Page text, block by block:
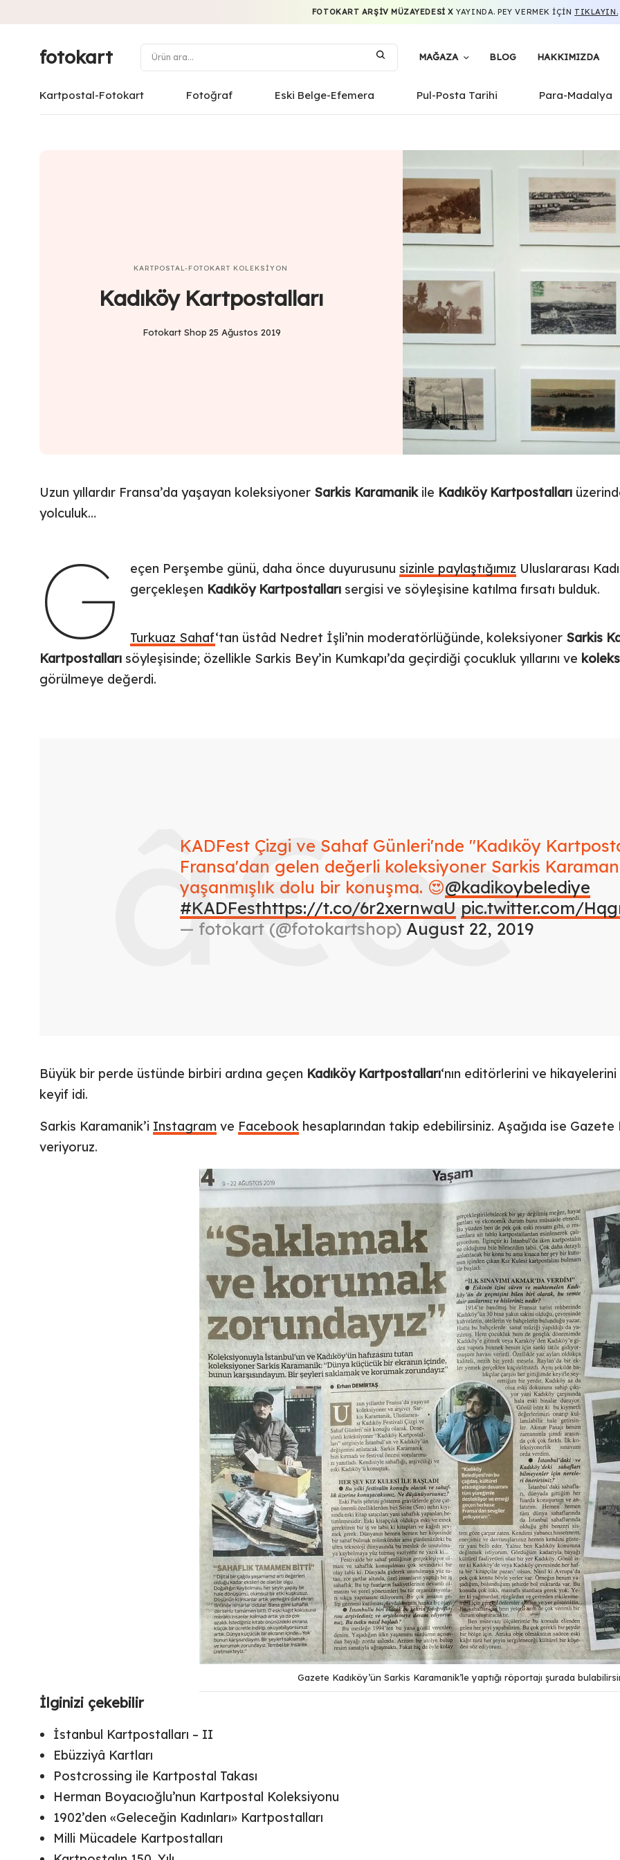
FOTOKART ARŞIV MÜZAYEDESI X YAYINDA. PEY VERMEK IÇIN TIKLAYIN.
fotokart MAĞAZA BLOG HAKKIMIZDA
Kartpostal-Fotokart Fotoğraf Eski Belge-Efemera Pul-Posta Tarihi Para-Madalya
KARTPOSTAL-FOTOKART KOLEKSIYON
Kadıköy Kartpostalları
Fotokart Shop 25 Ağustos 2019
Uzun yıllardır Fransa’da yaşayan koleksiyoner Sarkis Karamanik ile Kadıköy Kartpostalları
yolculuk…
G eçen Perşembe günü, daha önce duyurusunu sizinle paylaştığımız Uluslararası
gerçekleşen Kadıköy Kartpostalları sergisi ve söyleşisine katılma fırsatı bulduk.
Turkuaz Sahaf‘tan üstâd Nedret İşli’nin moderatörlüğünde, koleksiyoner Sarkis
Kartpostalları söyleşisinde; özellikle Sarkis Bey’in Kumkapı’da geçirdiği çocukluk yıllarını ve
görülmeye değerdi.
KADFest Çizgi ve Sahaf Günleri'nde "Kadıköy
Fransa'dan gelen değerli koleksiyoner Sarkis
yaşanmışlık dolu bir konuşma. 😍@kadikoybelediye
#KADFesthttps://t.co/6r2xernwaU pic.twitter.com/
— fotokart (@fotokartshop) August 22, 2019
Büyük bir perde üstünde birbiri ardına geçen Kadıköy Kartpostalları‘nın editörlerini ve
keyif idi.
Sarkis Karamanik’i Instagram ve Facebook hesaplarından takip edebilirsiniz. Aşağıda ise
veriyoruz.
Gazete Kadıköy’ün Sarkis Karamanik’le yaptığı röportajı şurada
İlginizi çekebilir
İstanbul Kartpostalları – II
Ebüzziyâ Kartları
Postcrossing ile Kartpostal Takası
Herman Boyacıoğlu’nun Kartpostal Koleksiyonu
1902’den «Geleceğin Kadınları» Kartpostalları
Milli Mücadele Kartpostalları